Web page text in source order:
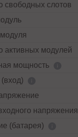
свободных слотов
активных модулей
мощность
напряжения
(батарея)